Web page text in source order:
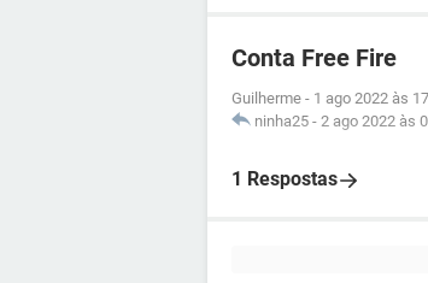
Conta Free Fire
Guilherme - 1 ago 2022 às
ninha25 - 2 ago 2022 às
1 Respostas